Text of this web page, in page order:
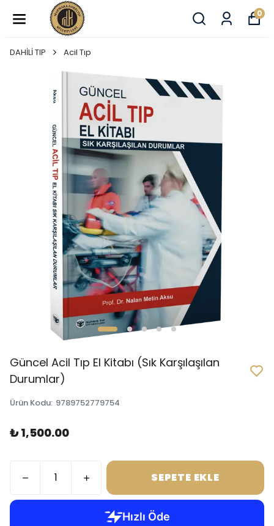
0
DAHİLİ TIP Acil Tıp
Güncel Acil Tıp El Kitabı (Sık Karşılaşılan
Durumlar)
Ürün Kodu: 9789752779754
₺ 1,500.00
SEPETE EKLE